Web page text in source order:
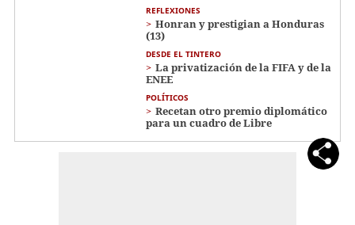
REFLEXIONES
Honran y prestigian a Honduras
(13)
DESDE EL TINTERO
La privatización de la FIFA y de la
ENEE
POLÍTICOS
Recetan otro premio diplomático
para un cuadro de Libre